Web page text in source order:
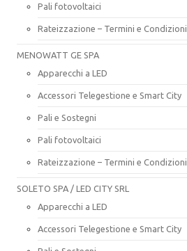
Pali fotovoltaici
Rateizzazione – Termini e Condizioni
MENOWATT GE SPA
Apparecchi a LED
Accessori Telegestione e Smart City
Pali e Sostegni
Pali fotovoltaici
Rateizzazione – Termini e Condizioni
SOLETO SPA / LED CITY SRL
Apparecchi a LED
Accessori Telegestione e Smart City